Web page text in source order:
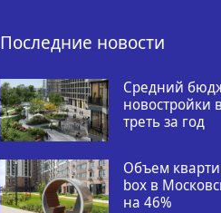
Последние новости
Средний
новостройки
треть за год
Объем
box в
на 46%